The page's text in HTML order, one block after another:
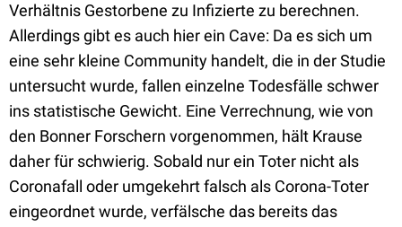
Verhältnis Gestorbene zu Infizierte zu berechnen.
Allerdings gibt es auch hier ein Cave: Da es sich um
eine sehr kleine Community handelt, die in der Studie
untersucht wurde, fallen einzelne Todesfälle schwer
ins statistische Gewicht. Eine Verrechnung, wie von
den Bonner Forschern vorgenommen, hält Krause
daher für schwierig. Sobald nur ein Toter nicht als
Coronafall oder umgekehrt falsch als Corona-Toter
eingeordnet wurde, verfälsche das bereits das